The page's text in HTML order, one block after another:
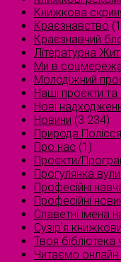
Книжкова
Краєзнавство
Краєзнавчий
Літературна
Ми в
Молодіжний
Наші проєкти
Нові
Новини (3 234)
Природа Полісся
Про нас (1)
Проєкти/
Прогулянка
Професійні
Професійні
Славетні імена
Сузірʼя
Твоя бібліотека
Читаємо онлайн